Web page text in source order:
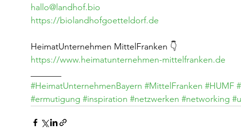
hallo@landhof.bio
https://biolandhofgoetteldorf.de
HeimatUnternehmen MittelFranken 👇
https://www.heimatunternehmen-mittelfranken.de
#HeimatUnternehmenBayern #MittelFranken #HUMF
#ermutigung #inspiration #netzwerken #networking